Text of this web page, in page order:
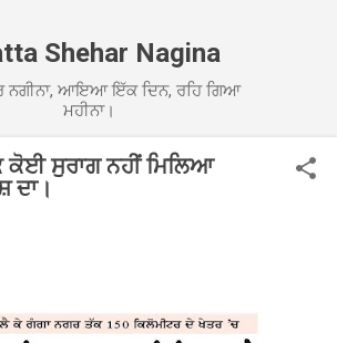
Shehar Nagina
ਨਗੀਨਾ, ਆਇਆ ਇੱਕ ਦਿਨ, ਰਹਿ ਗਿਆ
ਮਹੀਨਾ।
ਸੁਰਾਗ ਨਹੀਂ ਮਿਲਿਆ
ਦਾ।